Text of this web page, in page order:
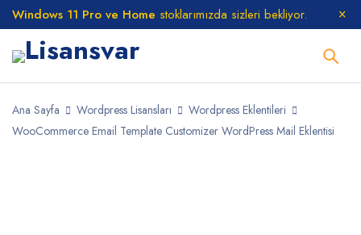
Windows 11 Pro ve Home stoklarımızda sizleri bekliyor.
Ana Sayfa Wordpress Lisansları
Wordpress Eklentileri
WooCommerce Email Template Customizer WordPress Mail Eklentisi